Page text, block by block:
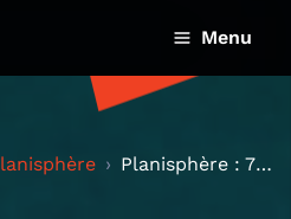
Menu
Planisphère : 70 – OMER